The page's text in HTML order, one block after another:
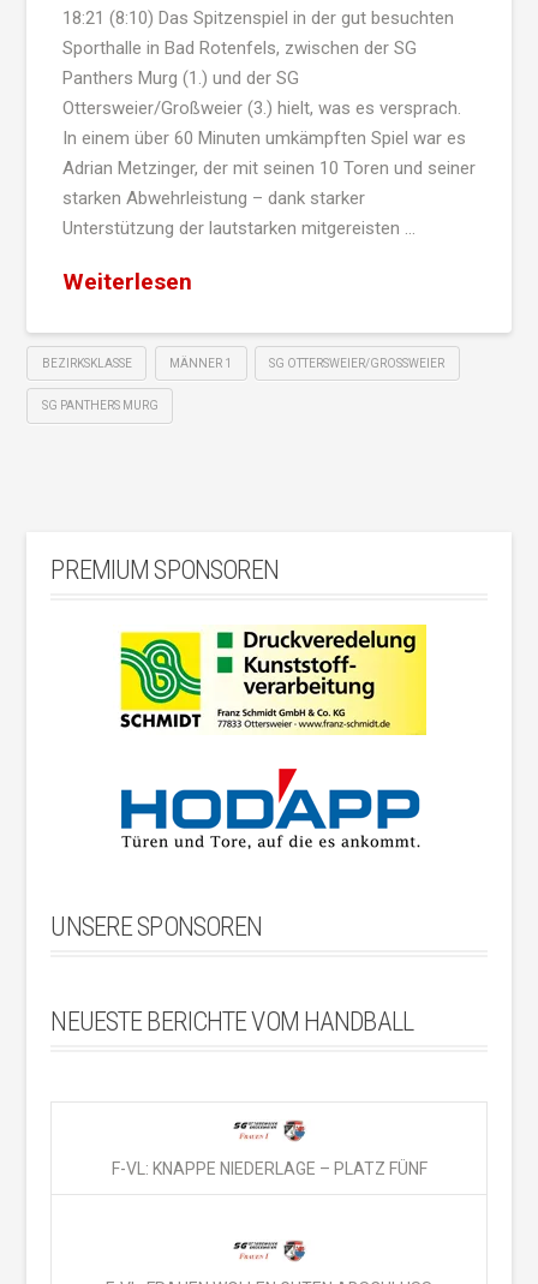
18:21 (8:10) Das Spitzenspiel in der gut besuchten
Sporthalle in Bad Rotenfels, zwischen der SG
Panthers Murg (1.) und der SG
Ottersweier/Großweier (3.) hielt, was es versprach.
In einem über 60 Minuten umkämpften Spiel war es
Adrian Metzinger, der mit seinen 10 Toren und seiner
starken Abwehrleistung – dank starker
Unterstützung der lautstarken mitgereisten …
Weiterlesen
BEZIRKSKLASSE MÄNNER 1 SG OTTERSWEIER/GROSSWEIER
SG PANTHERS MURG
PREMIUM SPONSOREN
UNSERE SPONSOREN
NEUESTE BERICHTE VOM HANDBALL
F-VL: KNAPPE NIEDERLAGE – PLATZ FÜNF